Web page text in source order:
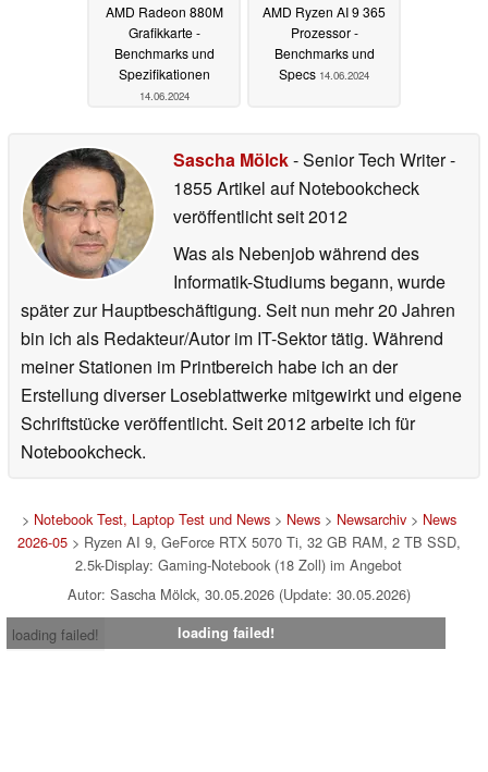
AMD Radeon 880M
Grafikkarte -
Benchmarks und
Spezifikationen
14.06.2024
AMD Ryzen AI 9 365
Prozessor -
Benchmarks und
Specs 14.06.2024
Sascha Mölck- Senior Tech Writer-
1855 Artikel auf Notebookcheck
veröffentlichtseit 2012
Was als Nebenjob während des
Informatik-Studiums begann, wurde
später zur Hauptbeschäftigung. Seit nun mehr 20 Jahren
bin ich als Redakteur/Autor im IT-Sektor tätig. Während
meiner Stationen im Printbereich habe ich an der
Erstellung diverser Loseblattwerke mitgewirkt und eigene
Schriftstücke veröffentlicht. Seit 2012 arbeite ich für
Notebookcheck.
> Notebook Test, Laptop Test und News> News> Newsarchiv> News
2026-05> Ryzen AI 9, GeForce RTX 5070 Ti, 32 GB RAM, 2 TB SSD,
2.5k-Display: Gaming-Notebook (18 Zoll) im Angebot
Autor: Sascha Mölck, 30.05.2026 (Update: 30.05.2026)
loading failed!
loading failed!